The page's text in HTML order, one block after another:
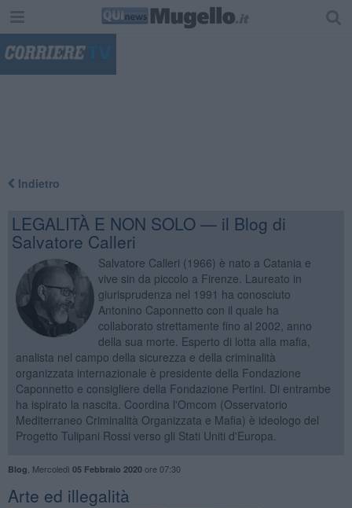
Indietro
LEGALITÀ E NON SOLO — il Blog di
Salvatore Calleri
Salvatore Calleri (1966) è nato a Catania e
vive sin da piccolo a Firenze. Laureato in
giurisprudenza nel 1991 ha conosciuto
Antonino Caponnetto con il quale ha
collaborato strettamente fino al 2002, anno
della sua morte. Esperto di lotta alla mafia,
analista nel campo della sicurezza e della criminalità
organizzata internazionale è presidente della Fondazione
Caponnetto e consigliere della Fondazione Pertini. Di entrambe
ha ispirato la nascita. Coordina l'Omcom (Osservatorio
Mediterraneo Criminalità Organizzata e Mafia) è ideologo del
Progetto Tulipani Rossi verso gli Stati Uniti d'Europa.
Blog Mercoledì 05 Febbraio 2020ore 07:30
Arte ed illegalità